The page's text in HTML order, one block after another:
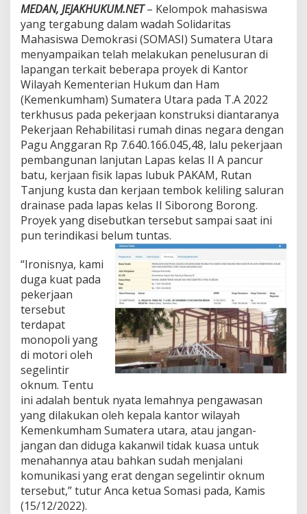
a
l
a
s
i
K
a
k
a
n
w
i
l
K
e
m
e
n
k
u
m
h
a
m
S
u
m
u
t
i
d
u
g
a
M
e
m
MEDAN, JEJAKHUKUM.NET– Kelompok mahasiswa
yang tergabung dalam wadah Solidaritas
Mahasiswa Demokrasi (SOMASI) Sumatera Utara
menyampaikan telah melakukan penelusuran di
lapangan terkait beberapa proyek di Kantor
Wilayah Kementerian Hukum dan Ham
(Kemenkumham) Sumatera Utara pada T.A 2022
terkhusus pada pekerjaan konstruksi diantaranya
Pekerjaan Rehabilitasi rumah dinas negara dengan
Pagu Anggaran Rp 7.640.166.045,48, lalu pekerjaan
pembangunan lanjutan Lapas kelas II A pancur
batu, kerjaan fisik lapas lubuk PAKAM, Rutan
Tanjung kusta dan kerjaan tembok keliling saluran
drainase pada lapas kelas II Siborong Borong.
Proyek yang disebutkan tersebut sampai saat ini
pun terindikasi belum tuntas.
“Ironisnya, kami
duga kuat pada
pekerjaan
tersebut
terdapat
monopoli yang
di motori oleh
segelintir
oknum. Tentu
ini adalah bentuk nyata lemahnya pengawasan
yang dilakukan oleh kepala kantor wilayah
Kemenkumham Sumatera utara, atau jangan-
jangan dan diduga kakanwil tidak kuasa untuk
menahannya atau bahkan sudah menjalani
komunikasi yang erat dengan segelintir oknum
tersebut,” tutur Anca ketua Somasi pada, Kamis
(15/12/2022).